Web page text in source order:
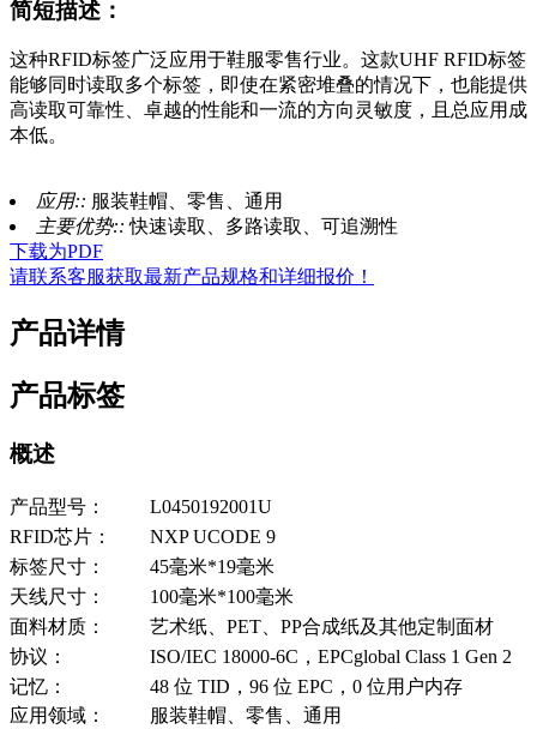
简短描述：
这种RFID标签广泛应用于鞋服零售行业。这款UHF RFID标签
能够同时读取多个标签，即使在紧密堆叠的情况下，也能提供
高读取可靠性、卓越的性能和一流的方向灵敏度，且总应用成
本低。
应用:: 服装鞋帽、零售、通用
主要优势::快速读取、多路读取、可追溯性
下载为PDF
请联系客服获取最新产品规格和详细报价！
产品详情
产品标签
概述
产品型号：
L0450192001U
RFID芯片：
NXP UCODE 9
标签尺寸：
45毫米*19毫米
天线尺寸：
100毫米*100毫米
面料材质：
艺术纸、PET、PP合成纸及其他定制面材
协议：
ISO/IEC 18000-6C，EPCglobal Class 1 Gen 2
记忆：
48 位 TID，96 位 EPC，0 位用户内存
应用领域：
服装鞋帽、零售、通用